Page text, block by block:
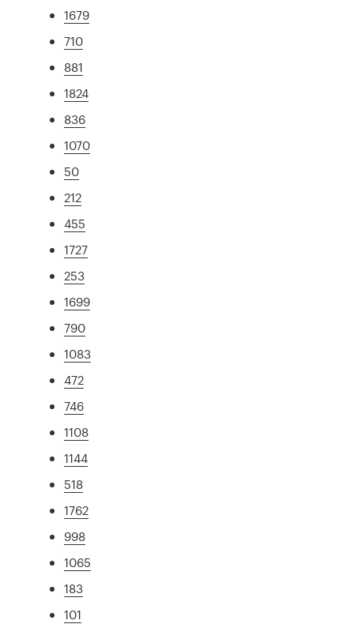
1679
710
881
1824
836
1070
50
212
455
1727
253
1699
790
1083
472
746
1108
1144
518
1762
998
1065
183
101